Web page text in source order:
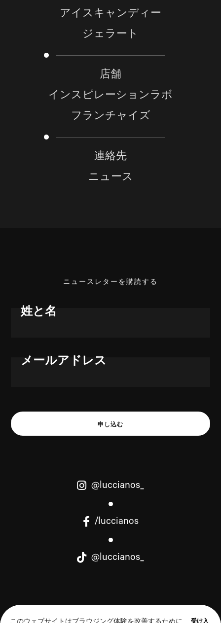
受け入
アイスキャンディー
ジェラート
店舗
インスピレーションラボ
フランチャイズ
連絡先
ニュース
ニュースレターを購読する
姓と名
メールアドレス
申し込む
@luccianos_
/luccianos
@luccianos_